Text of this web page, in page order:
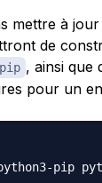
mettre à
de
, ainsi que
pour un